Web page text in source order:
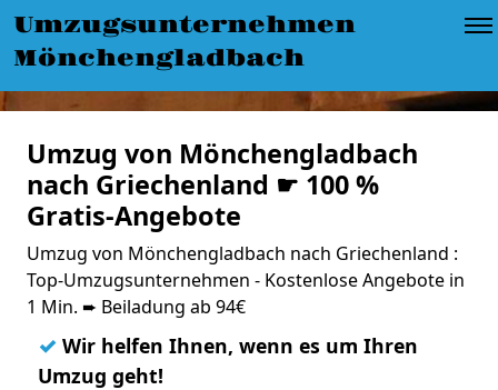
Umzugsunternehmen
Mönchengladbach
Umzug von Mönchengladbach
nach Griechenland ☛ 100 %
Gratis-Angebote
Umzug von Mönchengladbach nach Griechenland :
Top-Umzugsunternehmen - Kostenlose Angebote in
1 Min. ➨ Beiladung ab 94€
✓ Wir helfen Ihnen, wenn es um Ihren
Umzug geht!